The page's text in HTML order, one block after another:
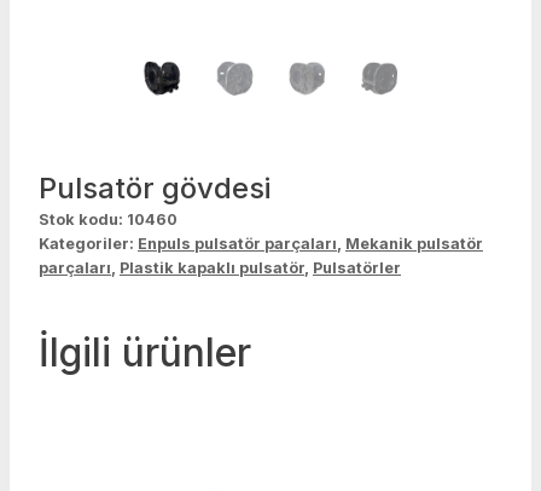
Pulsatör gövdesi
Stok kodu: 10460
Kategoriler: Enpuls pulsatör parçaları, Mekanik pulsatör
parçaları, Plastik kapaklı pulsatör, Pulsatörler
İlgili ürünler